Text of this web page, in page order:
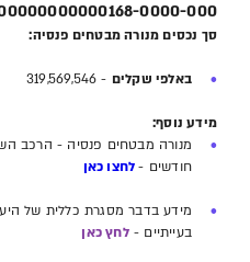
0000-000
סך נכסים מנורה מבטחים פנסיה:
באלפי שקלים - 319,569,546
מידע נוסף:
חודשים - לחצו כאן
מידע בדבר מסגרת כללית של
בעייתיים -לחץ כאן